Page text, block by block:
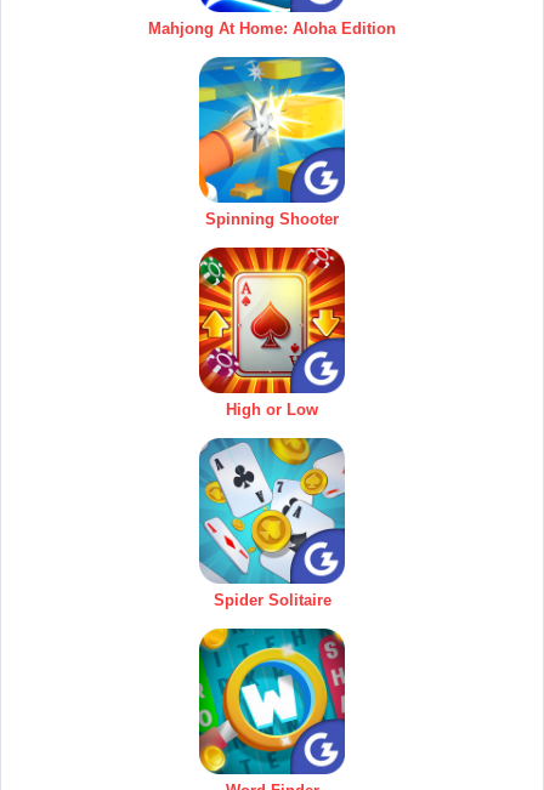
Mahjong At Home: Aloha Edition
Spinning Shooter
High or Low
Spider Solitaire